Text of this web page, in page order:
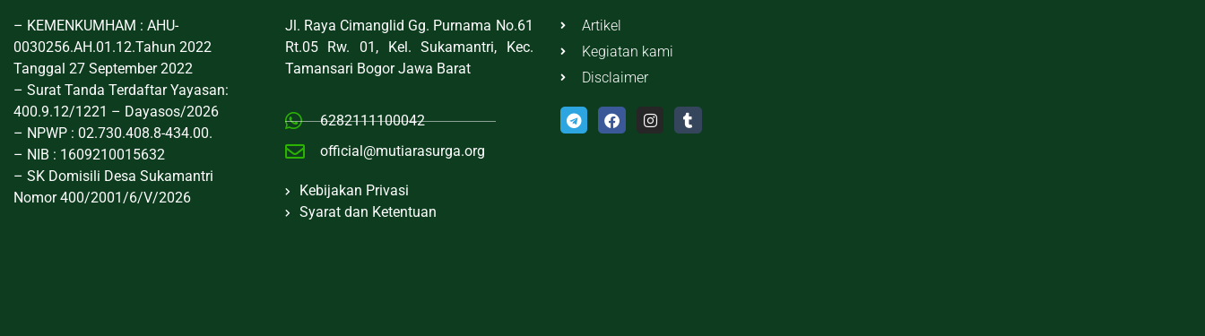
– KEMENKUMHAM : AHU-
0030256.AH.01.12.Tahun 2022
Tanggal 27 September 2022
– Surat Tanda Terdaftar Yayasan:
400.9.12/1221 – Dayasos/2026
– NPWP : 02.730.408.8-434.00.
– NIB : 1609210015632
– SK Domisili Desa Sukamantri
Nomor 400/2001/6/V/2026
Jl. Raya Cimanglid Gg. Purnama No.61
Rt.05 Rw. 01, Kel. Sukamantri, Kec.
Tamansari Bogor Jawa Barat
6282111100042
official@mutiarasurga.org
Kebijakan Privasi
Syarat dan Ketentuan
Artikel
Kegiatan kami
Disclaimer